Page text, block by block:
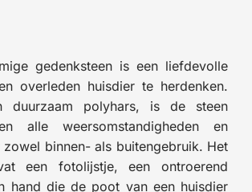
gedenksteen is een liefdevolle
overleden huisdier te herdenken.
duurzaam polyhars, is de steen
alle weersomstandigheden en
binnen- als buitengebruik. Het
een fotolijstje, een ontroerend
hand die de poot van een huisdier